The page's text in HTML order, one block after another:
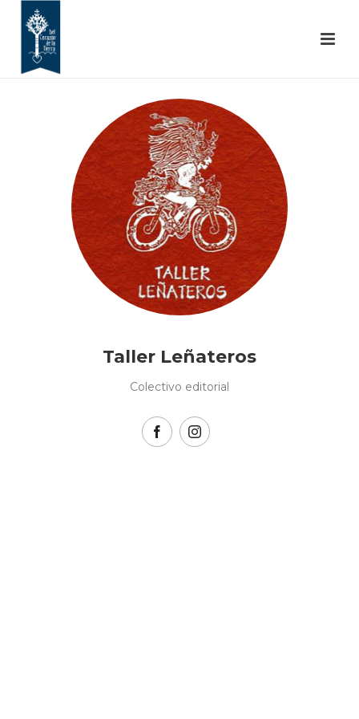
Taller Leñateros
Colectivo editorial